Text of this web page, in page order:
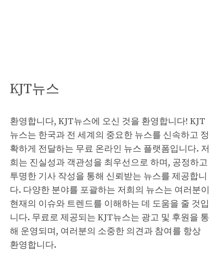
KJT뉴스
환영합니다, KJT뉴스에 오신 것을 환영합니다! KJT
뉴스는 한국과 전 세계의 중요한 뉴스를 신속하고 정
확하게 전달하는 무료 온라인 뉴스 플랫폼입니다. 저
희는 진실성과 객관성을 최우선으로 하며, 공정하고
투명한 기사 작성을 통해 신뢰받는 뉴스를 제공합니
다. 다양한 분야를 포괄하는 저희의 뉴스는 여러분이
현재의 이슈와 트렌드를 이해하는 데 도움을 줄 것입
니다. 무료로 제공되는 KJT뉴스는 광고 및 후원을 통
해 운영되며, 여러분의 소중한 의견과 참여를 항상
환영합니다.